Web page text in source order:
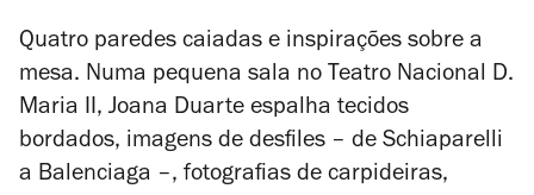
Quatro paredes caiadas e inspirações sobre a
mesa. Numa pequena sala no Teatro Nacional D.
Maria II, Joana Duarte espalha tecidos
bordados, imagens de desfiles – de Schiaparelli
a Balenciaga –, fotografias de carpideiras,